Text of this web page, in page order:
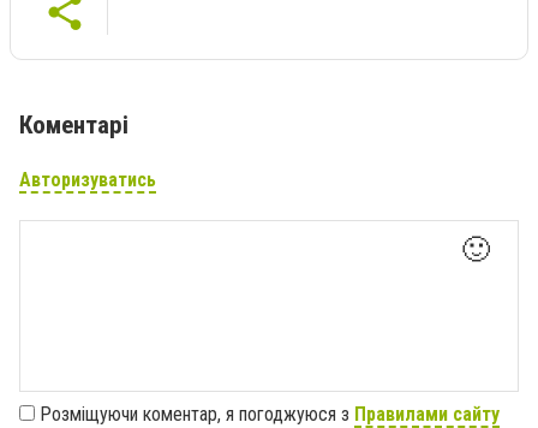
Коментарі
Авторизуватись
🙂
Розміщуючи коментар, я погоджуюся з Правилами сайту